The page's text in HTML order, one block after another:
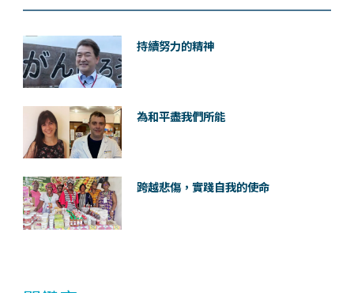
持續努力的精神
為和平盡我們所能
跨越悲傷，實踐自我的使命